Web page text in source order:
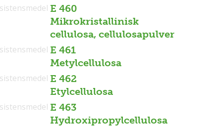
E 460
Mikrokristallinisk
cellulosa, cellulosapulver
E 461
Metylcellulosa
E 462
Etylcellulosa
E 463
Hydroxipropylcellulosa